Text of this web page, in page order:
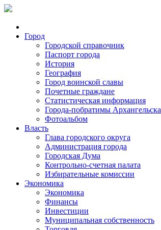
Город
Городской справочник
Паспорт города
История
География
Город воинской славы
Почетные граждане
Статистическая информация
Города-побратимы Архангельска
Фотоальбом
Власть
Глава городского округа
Администрация города
Городская Дума
Контрольно-счетная палата
Избирательные комиссии
Экономика
Экономика
Финансы
Инвестиции
Муниципальная собственность